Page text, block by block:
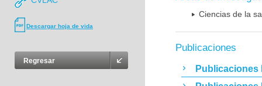
Descargar hoja de vida
Regresar
Ciencias de la
Publicaciones
Publicaciones